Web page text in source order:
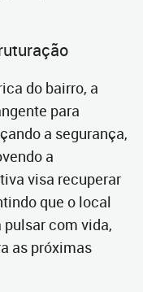
do bairro, a
para
a segurança,
a
visa recuperar
que o local
com vida,
as próximas